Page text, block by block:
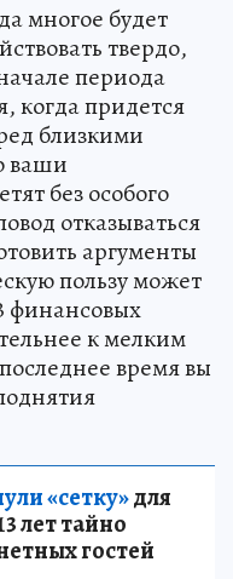
многое будет
твердо,
периода
когда придется
близкими
ваши
без особого
отказываться
аргументы
пользу может
финансовых
к мелким
время вы
«сетку»для
лет тайно
гостей